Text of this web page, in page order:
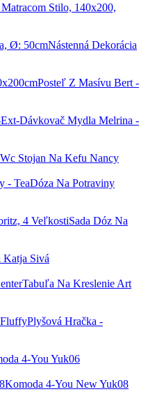
Stilo, 140x200,
Nástenná Dekorácia
Posteľ Z Masívu Bert -
Dávkovač Mydla Melrina -
Wc Stojan Na Kefu Nancy
Dóza Na Potraviny
Sada Dóz Na
Katja Sivá
Tabuľa Na Kreslenie Art
Plyšová Hračka -
4-You Yuk06
Komoda 4-You New Yuk08